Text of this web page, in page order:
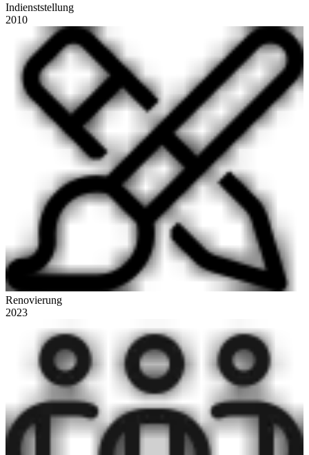
Indienststellung
2010
Renovierung
2023